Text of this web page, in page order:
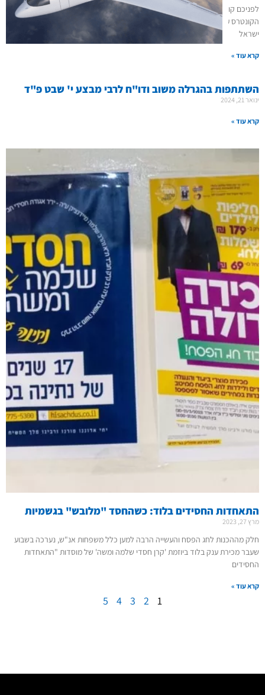
לפניכם קובץ לימוד ובו חלקים ממאמר 'החלצו' תרנ"ט עם רקע למאמר ויומן מחלוקת
הקונטרס ע"י כ"ק אדמו"ר שליט"א, מאמרים ד"ה 'ויהיו חיי שרה' ושיחות בענין אהבת
ישראל
קרא עוד »
השתתפות בהגרלה משוב ודו"ח לרבי מבצע י' שבט פ"ד
ינואר 21, 2024
קרא עוד »
התאחדות החסידים בלוד: כשהחסד "מלובש" בגשמיות
מרץ 27, 2023
חלק מההכנות לחג הפסח והעשייה הרבה למען כלל משפחות אנ"ש, נערכה בשבוע
שעבר מכירת ענק בלוד ביוזמת 'קרן חסדי שלמה ומשה' של מוסדות "התאחדות
החסידים
קרא עוד »
1
2
3
4
5